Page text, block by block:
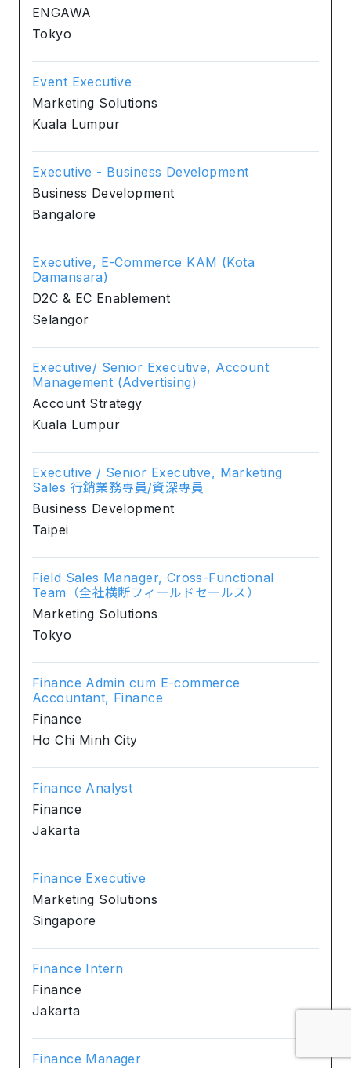
ENGAWA
Tokyo
Event Executive
Marketing Solutions
Kuala Lumpur
Executive - Business Development
Business Development
Bangalore
Executive, E-Commerce KAM (Kota
Damansara)
D2C & EC Enablement
Selangor
Executive/ Senior Executive, Account
Management (Advertising)
Account Strategy
Kuala Lumpur
Executive / Senior Executive, Marketing
Sales 行銷業務專員/資深專員
Business Development
Taipei
Field Sales Manager, Cross-Functional
Team（全社横断フィールドセールス）
Marketing Solutions
Tokyo
Finance Admin cum E-commerce
Accountant, Finance
Finance
Ho Chi Minh City
Finance Analyst
Finance
Jakarta
Finance Executive
Marketing Solutions
Singapore
Finance Intern
Finance
Jakarta
Finance Manager